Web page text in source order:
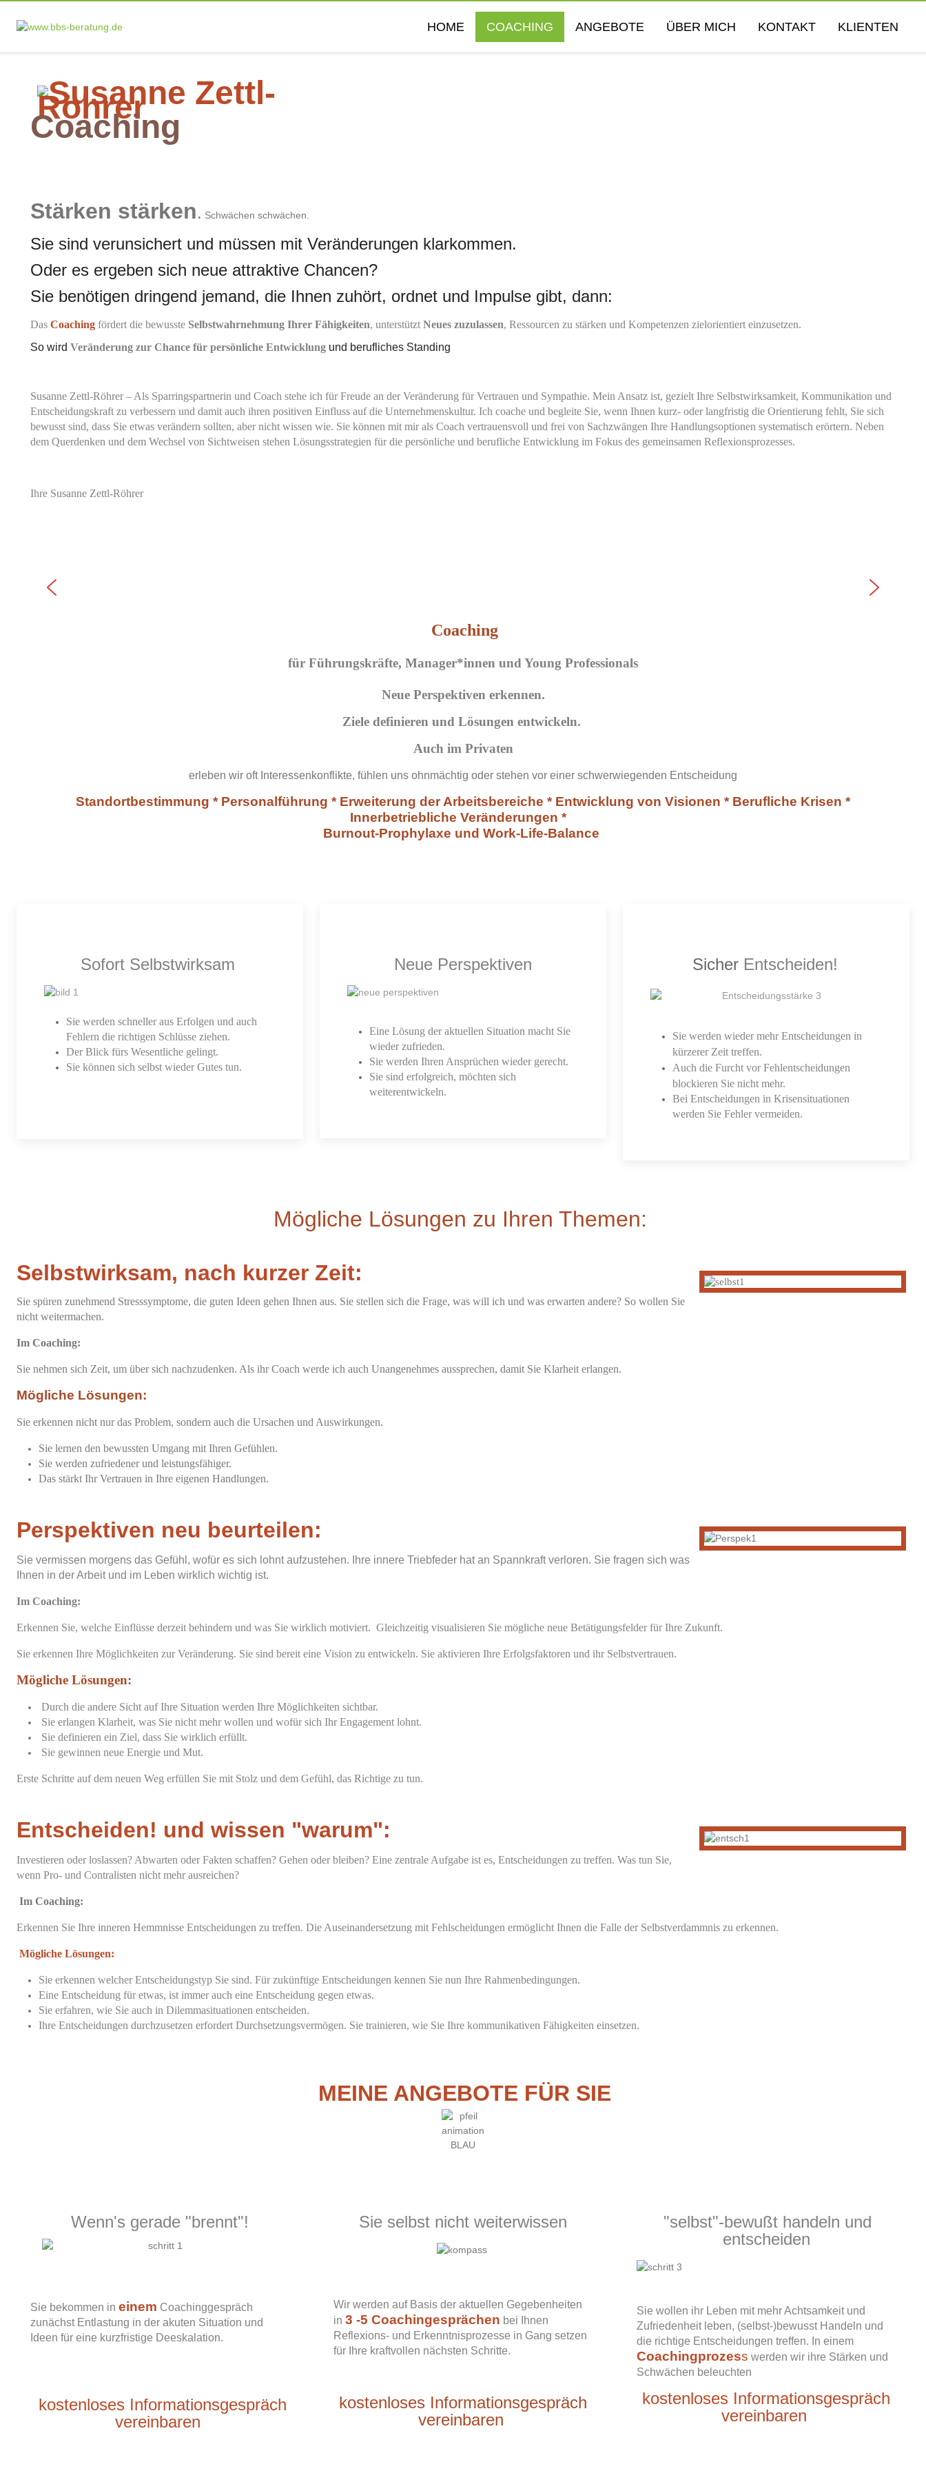
HOME COACHING ANGEBOTE ÜBER MICH KONTAKT KLIENTEN
Coaching
Stärken stärken. Schwächen schwächen.
Sie sind verunsichert und müssen mit Veränderungen klarkommen.
Oder es ergeben sich neue attraktive Chancen?
Sie benötigen dringend jemand, die Ihnen zuhört, ordnet und Impulse gibt, dann:
Das Coaching fördert die bewusste Selbstwahrnehmung Ihrer Fähigkeiten, unterstützt Neues zuzulassen, Ressourcen zu stärken und Kompetenzen zielorientiert einzusetzen.
So wird Veränderung zur Chance für persönliche Entwicklung und berufliches Standing
Susanne Zettl-Röhrer – Als Sparringspartnerin und Coach stehe ich für Freude an der Veränderung für Vertrauen und Sympathie. Mein Ansatz ist, gezielt Ihre Selbstwirksamkeit, Kommunikation und
Entscheidungskraft zu verbessern und damit auch ihren positiven Einfluss auf die Unternehmenskultur. Ich coache und begleite Sie, wenn Ihnen kurz- oder langfristig die Orientierung fehlt, Sie sich
bewusst sind, dass Sie etwas verändern sollten, aber nicht wissen wie. Sie können mit mir als Coach vertrauensvoll und frei von Sachzwängen Ihre Handlungsoptionen systematisch erörtern. Neben
dem Querdenken und dem Wechsel von Sichtweisen stehen Lösungsstrategien für die persönliche und berufliche Entwicklung im Fokus des gemeinsamen Reflexionsprozesses.
Ihre Susanne Zettl-Röhrer
Coaching
für Führungskräfte, Manager*innen und Young Professionals
Neue Perspektiven erkennen.
Ziele definieren und Lösungen entwickeln.
Auch im Privaten
erleben wir oft Interessenkonflikte, fühlen uns ohnmächtig oder stehen vor einer schwerwiegenden Entscheidung
Standortbestimmung * Personalführung * Erweiterung der Arbeitsbereiche * Entwicklung von Visionen * Berufliche Krisen *
Innerbetriebliche Veränderungen *
Burnout-Prophylaxe und Work-Life-Balance
Sofort Selbstwirksam
Sie werden schneller aus Erfolgen und auch
Fehlern die richtigen Schlüsse ziehen.
Der Blick fürs Wesentliche gelingt.
Sie können sich selbst wieder Gutes tun.
Neue Perspektiven
Eine Lösung der aktuellen Situation macht Sie
wieder zufrieden.
Sie werden Ihren Ansprüchen wieder gerecht.
Sie sind erfolgreich, möchten sich
weiterentwickeln.
Sicher Entscheiden!
Sie werden wieder mehr Entscheidungen in
kürzerer Zeit treffen.
Auch die Furcht vor Fehlentscheidungen
blockieren Sie nicht mehr.
Bei Entscheidungen in Krisensituationen
werden Sie Fehler vermeiden.
Mögliche Lösungen zu Ihren Themen:
Selbstwirksam, nach kurzer Zeit:
Sie spüren zunehmend Stresssymptome, die guten Ideen gehen Ihnen aus. Sie stellen sich die Frage, was will ich und was erwarten andere? So wollen Sie
nicht weitermachen.
Im Coaching:
Sie nehmen sich Zeit, um über sich nachzudenken. Als ihr Coach werde ich auch Unangenehmes aussprechen, damit Sie Klarheit erlangen.
Mögliche Lösungen:
Sie erkennen nicht nur das Problem, sondern auch die Ursachen und Auswirkungen.
Sie lernen den bewussten Umgang mit Ihren Gefühlen.
Sie werden zufriedener und leistungsfähiger.
Das stärkt Ihr Vertrauen in Ihre eigenen Handlungen.
Perspektiven neu beurteilen:
Sie vermissen morgens das Gefühl, wofür es sich lohnt aufzustehen. Ihre innere Triebfeder hat an Spannkraft verloren. Sie fragen sich was
Ihnen in der Arbeit und im Leben wirklich wichtig ist.
Im Coaching:
Erkennen Sie, welche Einflüsse derzeit behindern und was Sie wirklich motiviert. Gleichzeitig visualisieren Sie mögliche neue Betätigungsfelder für Ihre Zukunft.
Sie erkennen Ihre Möglichkeiten zur Veränderung. Sie sind bereit eine Vision zu entwickeln. Sie aktivieren Ihre Erfolgsfaktoren und ihr Selbstvertrauen.
Mögliche Lösungen:
Durch die andere Sicht auf Ihre Situation werden Ihre Möglichkeiten sichtbar.
Sie erlangen Klarheit, was Sie nicht mehr wollen und wofür sich Ihr Engagement lohnt.
Sie definieren ein Ziel, dass Sie wirklich erfüllt.
Sie gewinnen neue Energie und Mut.
Erste Schritte auf dem neuen Weg erfüllen Sie mit Stolz und dem Gefühl, das Richtige zu tun.
Entscheiden! und wissen "warum":
Investieren oder loslassen? Abwarten oder Fakten schaffen? Gehen oder bleiben? Eine zentrale Aufgabe ist es, Entscheidungen zu treffen. Was tun Sie,
wenn Pro- und Contralisten nicht mehr ausreichen?
Im Coaching:
Erkennen Sie Ihre inneren Hemmnisse Entscheidungen zu treffen. Die Auseinandersetzung mit Fehlscheidungen ermöglicht Ihnen die Falle der Selbstverdammnis zu erkennen.
Mögliche Lösungen:
Sie erkennen welcher Entscheidungstyp Sie sind. Für zukünftige Entscheidungen kennen Sie nun Ihre Rahmenbedingungen.
Eine Entscheidung für etwas, ist immer auch eine Entscheidung gegen etwas.
Sie erfahren, wie Sie auch in Dilemmasituationen entscheiden.
Ihre Entscheidungen durchzusetzen erfordert Durchsetzungsvermögen. Sie trainieren, wie Sie Ihre kommunikativen Fähigkeiten einsetzen.
MEINE ANGEBOTE FÜR SIE
Wenn's gerade "brennt"!
Sie bekommen in einem Coachinggespräch
zunächst Entlastung in der akuten Situation und
Ideen für eine kurzfristige Deeskalation.
kostenloses Informationsgespräch
vereinbaren
Sie selbst nicht weiterwissen
Wir werden auf Basis der aktuellen Gegebenheiten
in 3 -5 Coachingesprächen bei Ihnen
Reflexions- und Erkenntnisprozesse in Gang setzen
für Ihre kraftvollen nächsten Schritte.
kostenloses Informationsgespräch
vereinbaren
"selbst"-bewußt handeln und
entscheiden
Sie wollen ihr Leben mit mehr Achtsamkeit und
Zufriedenheit leben, (selbst-)bewusst Handeln und
die richtige Entscheidungen treffen. In einem
Coachingprozess werden wir ihre Stärken und
Schwächen beleuchten
kostenloses Informationsgespräch
vereinbaren